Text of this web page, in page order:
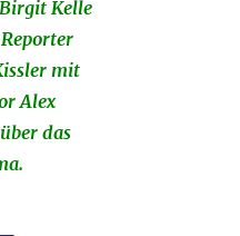
Kelle
mit
Alex
das